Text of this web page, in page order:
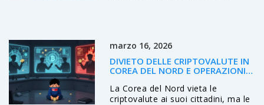
marzo 16, 2026
DIVIETO DELLE CRIPTOVALUTE IN
COREA DEL NORD E OPERAZIONI
STATO
La Corea del Nord vieta le
criptovalute ai suoi cittadini, ma le